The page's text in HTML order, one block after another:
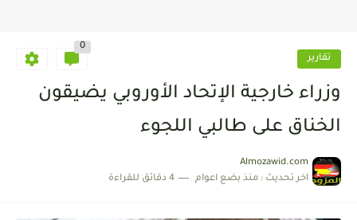
تقارير
0
وزراء خارجية الإتحاد الأوروبي يضيقون
الخناق على طالبي اللجوء
Almozawid.com
اخر تحديث : منذ بضع اعوام 4 دقائق للقراءة